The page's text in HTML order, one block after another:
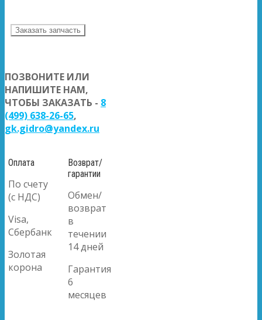
Заказать запчасть
ПОЗВОНИТЕ ИЛИ
НАПИШИТЕ НАМ,
ЧТОБЫ ЗАКАЗАТЬ - 8
(499) 638-26-65,
gk.gidro@yandex.ru
Оплата
По счету
(с НДС)
Visa,
Сбербанк
Золотая
корона
Возврат/
гарантии
Обмен/
возврат
в
течении
14 дней
Гарантия
6
месяцев